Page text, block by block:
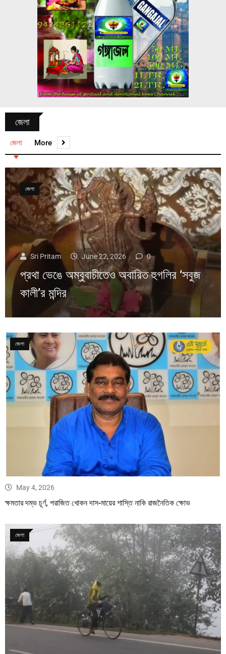
জেলা
জেলা More
জেলা
Sri Pritam June 22, 2026 0
প্রথা ভেঙে অম্বুবাচীতেও অবারিত হুগলির ‘সবুজ
কালী’র মন্দির
জেলা
May 4, 2026
ক্ষমতার দম্ভ চূর্ণ, পরাজিত খোকন দাস-মায়ের শাস্তি নাকি রাজনৈতিক ক্ষোভ
জেলা